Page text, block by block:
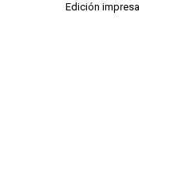
Edición impresa